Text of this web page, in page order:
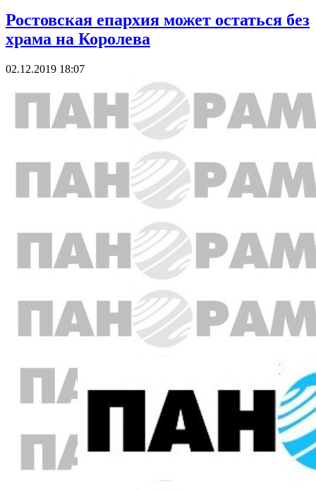
Ростовская епархия может остаться без
храма на Королева
02.12.2019 18:07